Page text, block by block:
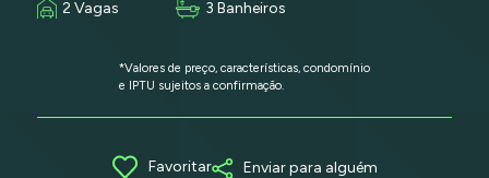
2 Vagas 3 Banheiros
*Valores de preço, características, condomínio
e IPTU sujeitos a confirmação.
Favoritar Enviar para alguém